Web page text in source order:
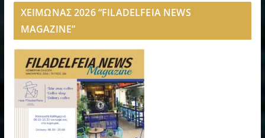
ΧΕΙΜΩΝΑΣ 2026 “FILADELFEIA NEWS
MAGAZINE”